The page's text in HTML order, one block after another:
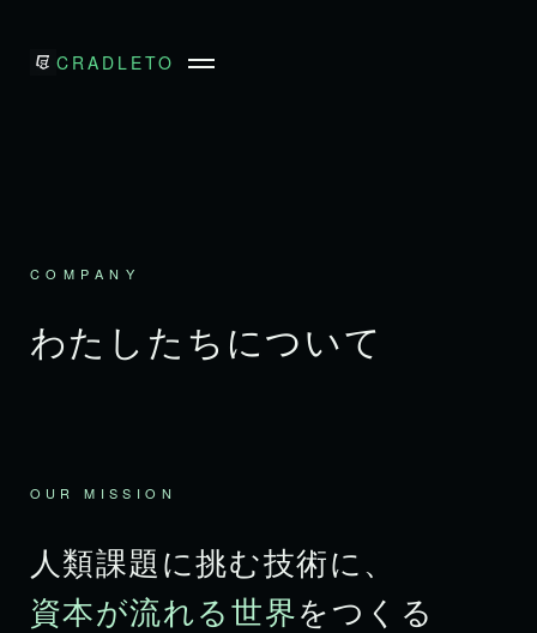
CRADLETO
COMPANY
わたしたちについて
OUR MISSION
人類課題に挑む技術に、
資本が流れる世界をつくる